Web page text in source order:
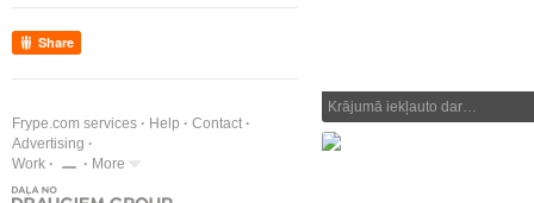
Share
Frype.com services Help
Contact
Advertising
Work
More
Krājumā iekļauto dar…